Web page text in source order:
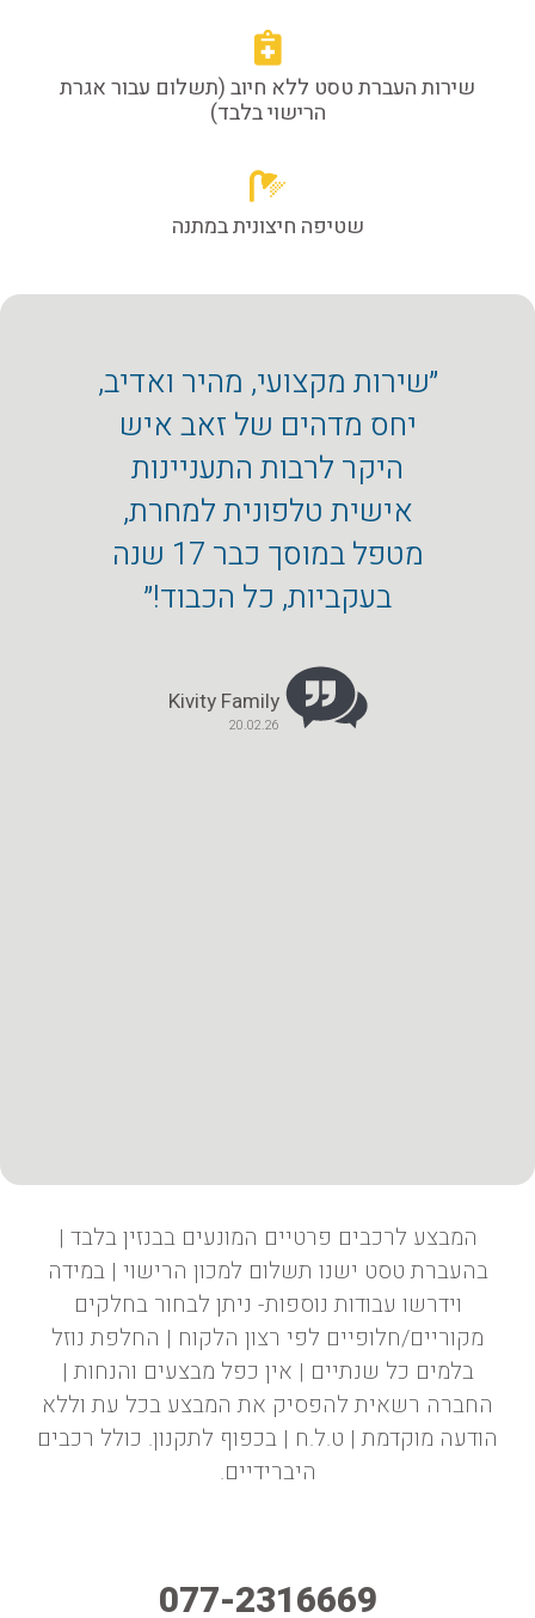
שירות העברת טסט ללא חיוב (תשלום עבור אגרת
הרישוי בלבד)
שטיפה חיצונית במתנה
״שירות מקצועי, מהיר ואדיב,
יחס מדהים של זאב איש
היקר לרבות התעניינות
אישית טלפונית למחרת,
מטפל במוסך כבר 17 שנה
בעקביות, כל הכבוד!״
Kivity Family
20.02.26
המבצע לרכבים פרטיים המונעים בבנזין בלבד |
בהעברת טסט ישנו תשלום למכון הרישוי | במידה
וידרשו עבודות נוספות- ניתן לבחור בחלקים
מקוריים/חלופיים לפי רצון הלקוח | החלפת נוזל
בלמים כל שנתיים | אין כפל מבצעים והנחות |
החברה רשאית להפסיק את המבצע בכל עת וללא
הודעה מוקדמת | ט.ל.ח | בכפוף לתקנון. כולל רכבים
היברידיים.
077-2316669